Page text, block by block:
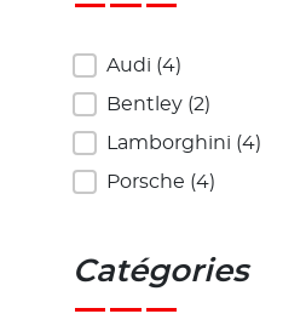
Véhicules
Audi (4)
Bentley (2)
Lamborghini (4)
Porsche (4)
Catégories